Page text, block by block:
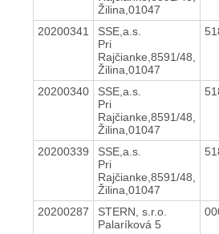
Žilina,01047
20200341
SSE,a.s.
Pri
Rajčianke,8591/48,
Žilina,01047
20200340
SSE,a.s.
Pri
Rajčianke,8591/48,
Žilina,01047
20200339
SSE,a.s.
Pri
Rajčianke,8591/48,
Žilina,01047
20200287
STERN, s.r.o.
Palaríková 5